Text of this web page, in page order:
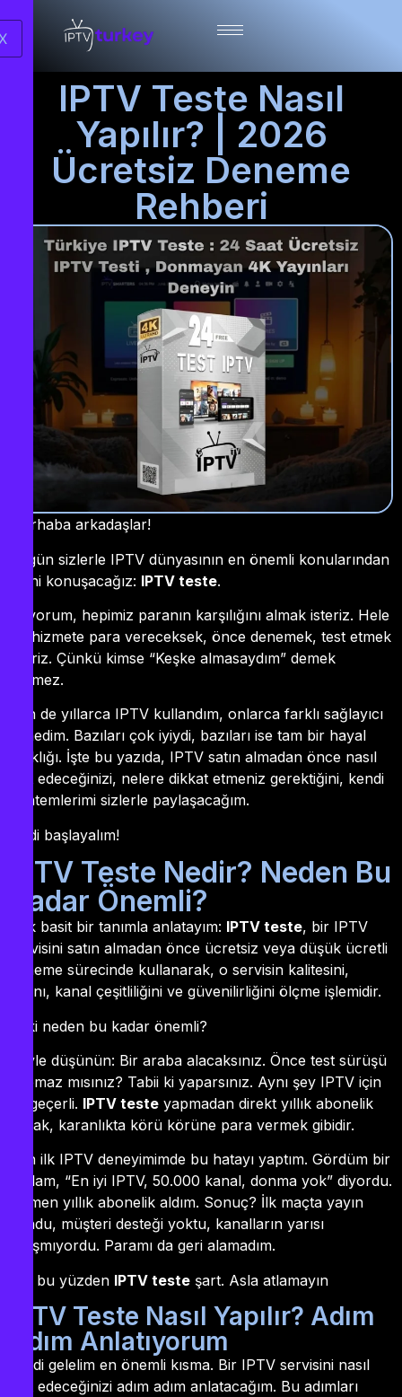
IPTV Teste Nasıl
Yapılır? | 2026
Ücretsiz Deneme
Rehberi
Merhaba arkadaşlar!
Bugün sizlerle IPTV dünyasının en önemli konularından
birini konuşacağız: IPTV teste.
Biliyorum, hepimiz paranın karşılığını almak isteriz. Hele
bir hizmete para vereceksek, önce denemek, test etmek
isteriz. Çünkü kimse “Keşke almasaydım” demek
istemez.
Ben de yıllarca IPTV kullandım, onlarca farklı sağlayıcı
denedim. Bazıları çok iyiydi, bazıları ise tam bir hayal
kırıklığı. İşte bu yazıda, IPTV satın almadan önce nasıl
test edeceğinizi, nelere dikkat etmeniz gerektiğini, kendi
yöntemlerimi sizlerle paylaşacağım.
Hadi başlayalım!
IPTV Teste Nedir? Neden Bu
Kadar Önemli?
Çok basit bir tanımla anlatayım: IPTV teste, bir IPTV
servisini satın almadan önce ücretsiz veya düşük ücretli
deneme sürecinde kullanarak, o servisin kalitesini,
hızını, kanal çeşitliliğini ve güvenilirliğini ölçme işlemidir.
Peki neden bu kadar önemli?
Şöyle düşünün: Bir araba alacaksınız. Önce test sürüşü
yapmaz mısınız? Tabii ki yaparsınız. Aynı şey IPTV için
de geçerli. IPTV teste yapmadan direkt yıllık abonelik
almak, karanlıkta körü körüne para vermek gibidir.
Ben ilk IPTV deneyimimde bu hatayı yaptım. Gördüm bir
reklam, “En iyi IPTV, 50.000 kanal, donma yok” diyordu.
Hemen yıllık abonelik aldım. Sonuç? İlk maçta yayın
dondu, müşteri desteği yoktu, kanalların yarısı
çalışmıyordu. Paramı da geri alamadım.
İşte bu yüzden IPTV teste şart. Asla atlamayın
IPTV Teste Nasıl Yapılır? Adım
Adım Anlatıyorum
Şimdi gelelim en önemli kısma. Bir IPTV servisini nasıl
test edeceğinizi adım adım anlatacağım. Bu adımları